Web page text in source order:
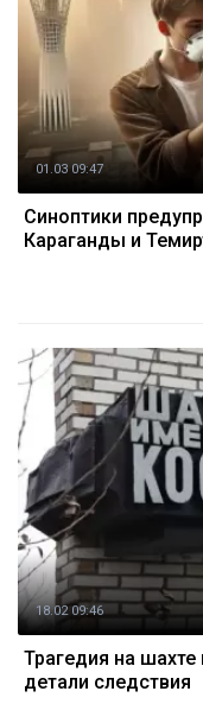
01.03 09:47
Синоптики
Караганды и
18.02 09:46
Трагедия на
детали следствия